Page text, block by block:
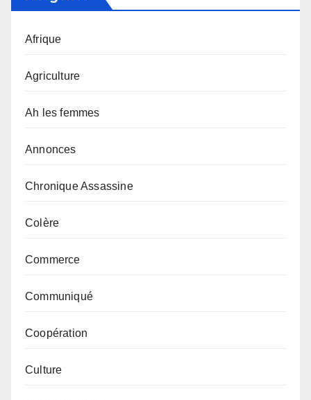
Afrique
Agriculture
Ah les femmes
Annonces
Chronique Assassine
Colère
Commerce
Communiqué
Coopération
Culture